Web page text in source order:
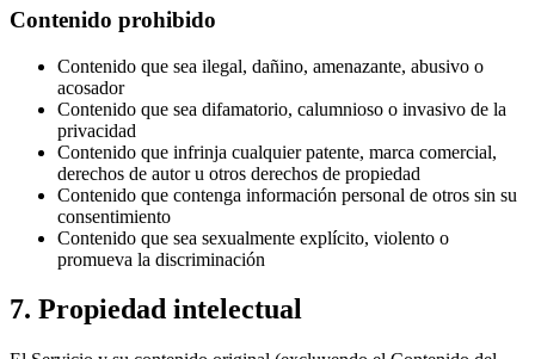
Contenido prohibido
Contenido que sea ilegal, dañino, amenazante, abusivo o
acosador
Contenido que sea difamatorio, calumnioso o invasivo de la
privacidad
Contenido que infrinja cualquier patente, marca comercial,
derechos de autor u otros derechos de propiedad
Contenido que contenga información personal de otros sin su
consentimiento
Contenido que sea sexualmente explícito, violento o
promueva la discriminación
7. Propiedad intelectual